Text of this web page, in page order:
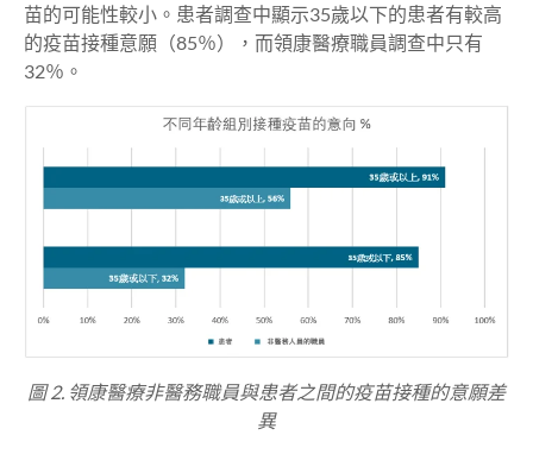
苗的可能性較小。患者調查中顯示35歲以下的患者有較高
的疫苗接種意願（85％），而領康醫療職員調查中只有
32％。
圖 2. 領康醫療非醫務職員與患者之間的疫苗接種的意願差
異